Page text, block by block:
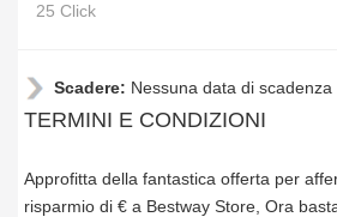
25 Click
Scadere: Nessuna data di scadenza
TERMINI E CONDIZIONI
Approfitta della fantastica offerta per
risparmio di € a Bestway Store, Ora